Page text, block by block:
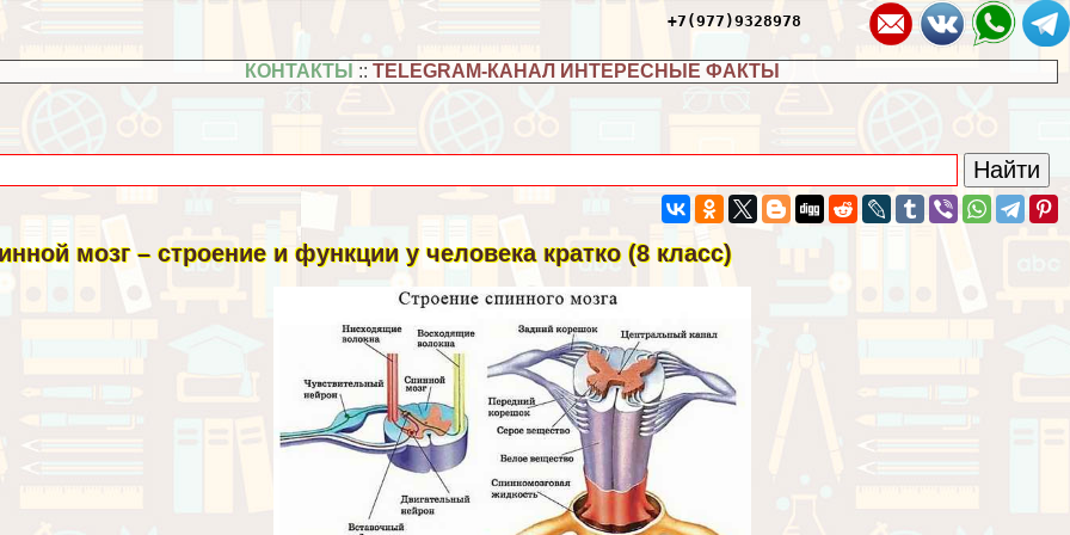
+7(977)9328978
КОНТАКТЫ ::TELEGRAM-КАНАЛ ИНТЕРЕСНЫЕ ФАКТЫ
мозг – строение и функции у человека кратко (8 класс)